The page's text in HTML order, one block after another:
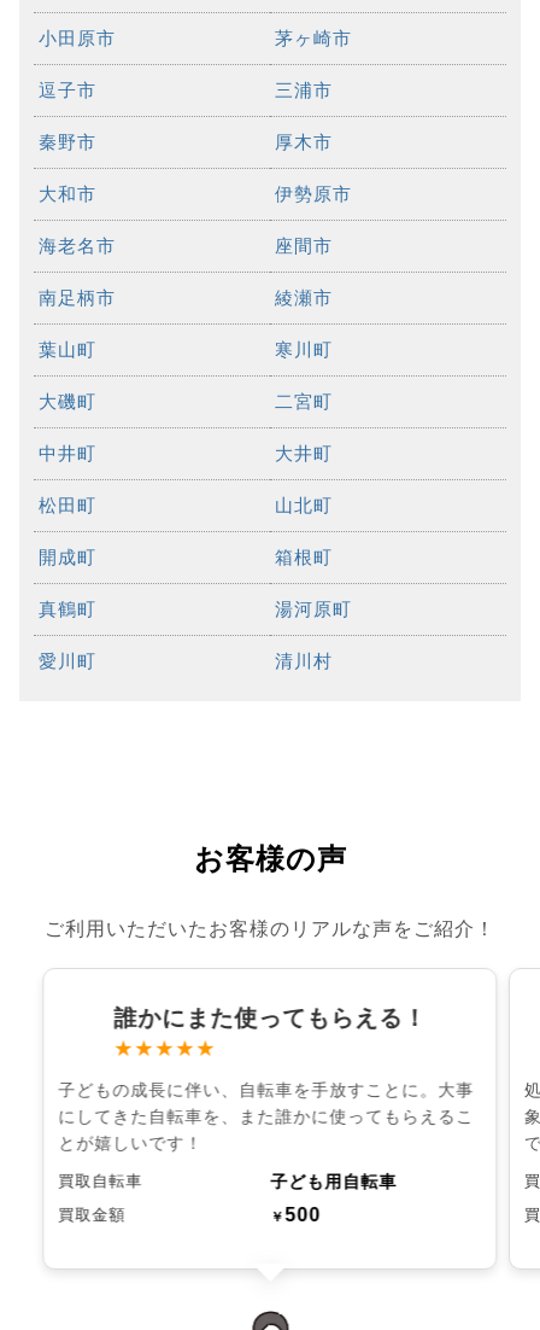
小田原市 茅ヶ崎市
逗子市 三浦市
秦野市 厚木市
大和市 伊勢原市
海老名市 座間市
南足柄市 綾瀬市
葉山町 寒川町
大磯町 二宮町
中井町 大井町
松田町 山北町
開成町 箱根町
真鶴町 湯河原町
愛川町 清川村
お客様の声
ご利用いただいたお客様のリアルな声をご紹介！
誰かにまた使ってもらえる！
★★★★★
子どもの成長に伴い、自転車を手放すことに。大事
にしてきた自転車を、また誰かに使ってもらえるこ
とが嬉しいです！
買取自転車 子ども用自転車
買取金額 ￥500